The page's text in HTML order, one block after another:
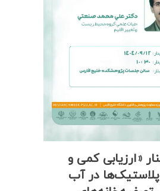
«ارزیابی کمی و
در آب